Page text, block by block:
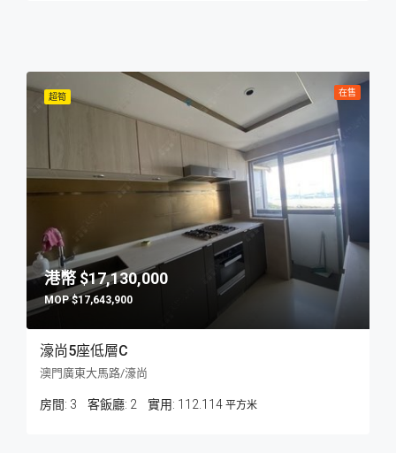
超筍 在售
$17,130,000
$17,643,900
濠尚5座低層C
澳門廣東大馬路/濠尚
房間: 3 客飯廳: 2 112.114 平方米